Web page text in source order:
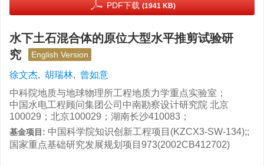
PDF下载 (1941 KB)
水下土石混合体的原位大型水平推剪试验研
究
English Version
徐文杰, 胡瑞林, 曾如意
中科院地质与地球物理所工程地质力学重点实验室；
中国水电工程顾问集团公司中南勘察设计研究院 北京
100029；北京100029；湖南长沙410083；
基金项目: 中国科学院知识创新工程项目(KZCX3-SW-134);;
国家重点基础研究发展规划项目973(2002CB412702)